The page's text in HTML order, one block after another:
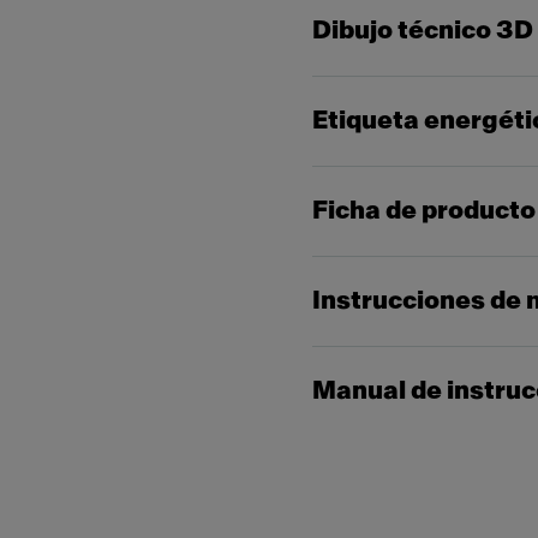
Dibujo técnico 3D
Etiqueta
Ficha de producto
Instrucciones de
Manual de